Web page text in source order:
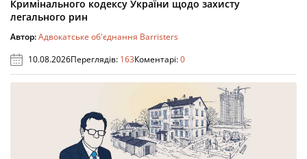
Кримінального кодексу України щодо захисту
легального рин
Автор:Адвокатське об'єднання Barristers
10.08.2026Переглядів: 163Коментарі:0